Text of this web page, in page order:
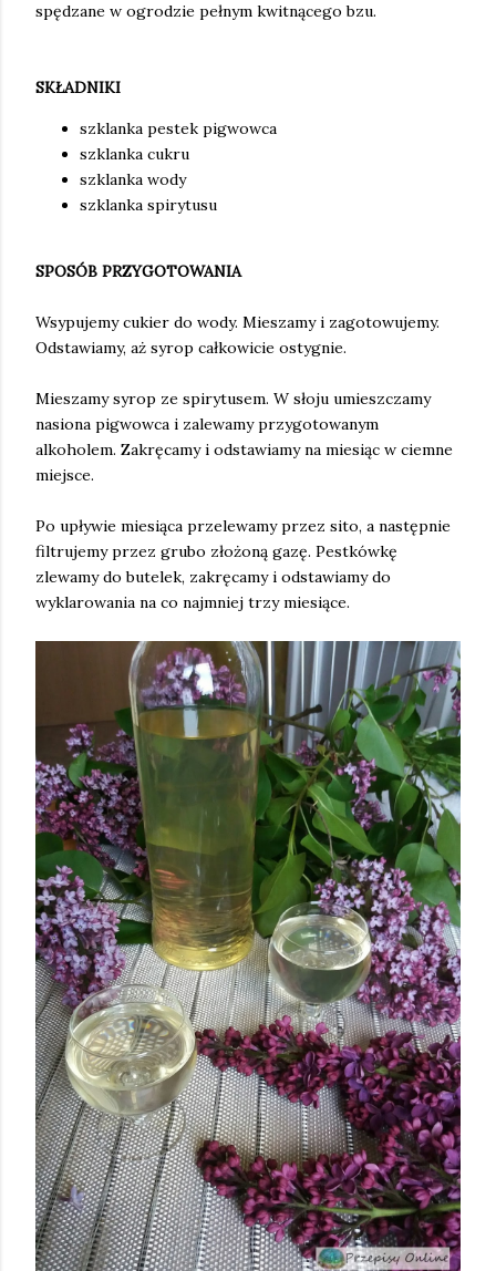
spędzane w ogrodzie pełnym kwitnącego bzu.
SKŁADNIKI
szklanka pestek pigwowca
szklanka cukru
szklanka wody
szklanka spirytusu
SPOSÓB PRZYGOTOWANIA
Wsypujemy cukier do wody. Mieszamy i zagotowujemy.
Odstawiamy, aż syrop całkowicie ostygnie.
Mieszamy syrop ze spirytusem. W słoju umieszczamy
nasiona pigwowca i zalewamy przygotowanym
alkoholem. Zakręcamy i odstawiamy na miesiąc w ciemne
miejsce.
Po upływie miesiąca przelewamy przez sito, a następnie
filtrujemy przez grubo złożoną gazę. Pestkówkę
zlewamy do butelek, zakręcamy i odstawiamy do
wyklarowania na co najmniej trzy miesiące.